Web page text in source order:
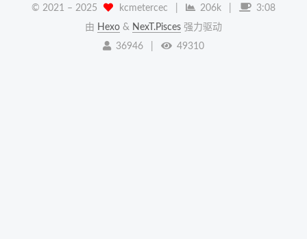
© 2021 – 2025 kcmetercec 206k
3:08
由 Hexo & NexT.Pisces 强力驱动
36946
49310